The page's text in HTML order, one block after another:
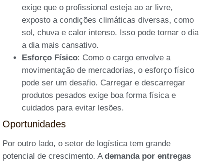
exige que o profissional esteja ao ar livre,
exposto a condições climáticas diversas, como
sol, chuva e calor intenso. Isso pode tornar o dia
a dia mais cansativo.
Esforço Físico: Como o cargo envolve a
movimentação de mercadorias, o esforço físico
pode ser um desafio. Carregar e descarregar
produtos pesados exige boa forma física e
cuidados para evitar lesões.
Oportunidades
Por outro lado, o setor de logística tem grande
potencial de crescimento. A demanda por entregas